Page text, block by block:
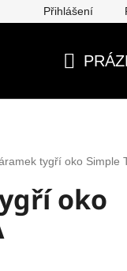
Přihlášení
tygří oko Simple
oko